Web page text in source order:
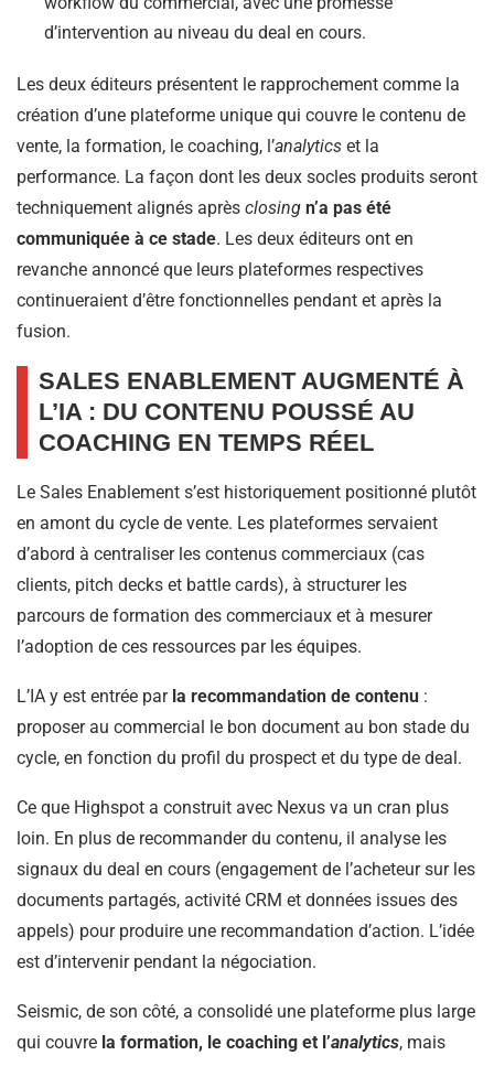
d’intervention au niveau du deal en cours.
Les deux éditeurs présentent le rapprochement comme la
création d’une plateforme unique qui couvre le contenu de
vente, la formation, le coaching, l’analytics et la
performance. La façon dont les deux socles produits seront
techniquement alignés après closing n’a pas été
communiquée à ce stade. Les deux éditeurs ont en
revanche annoncé que leurs plateformes respectives
continueraient d’être fonctionnelles pendant et après la
fusion.
SALES ENABLEMENT AUGMENTÉ À
L’IA : DU CONTENU POUSSÉ AU
COACHING EN TEMPS RÉEL
Le Sales Enablement s’est historiquement positionné plutôt
en amont du cycle de vente. Les plateformes servaient
d’abord à centraliser les contenus commerciaux (cas
clients, pitch decks et battle cards), à structurer les
parcours de formation des commerciaux et à mesurer
l’adoption de ces ressources par les équipes.
L’IA y est entrée par la recommandation de contenu :
proposer au commercial le bon document au bon stade du
cycle, en fonction du profil du prospect et du type de deal.
Ce que Highspot a construit avec Nexus va un cran plus
loin. En plus de recommander du contenu, il analyse les
signaux du deal en cours (engagement de l’acheteur sur les
documents partagés, activité CRM et données issues des
appels) pour produire une recommandation d’action. L’idée
est d’intervenir pendant la négociation.
Seismic, de son côté, a consolidé une plateforme plus large
qui couvre la formation, le coaching et l’analytics, mais